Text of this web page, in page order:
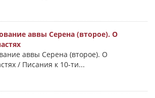
аввы Серена (второе). О
аввы Серена (второе). О
/ Писания к 10-ти...